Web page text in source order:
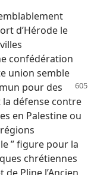
d’Hérode le
confédération
union semble
pour des
défense contre
en Palestine ou
” figure pour la
chrétiennes